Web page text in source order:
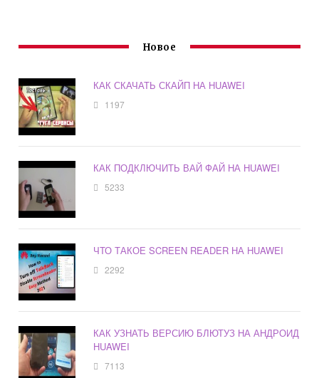
Новое
КАК СКАЧАТЬ СКАЙП НА HUAWEI
1197
КАК ПОДКЛЮЧИТЬ ВАЙ ФАЙ НА HUAWEI
5233
ЧТО ТАКОЕ SCREEN READER НА HUAWEI
2292
КАК УЗНАТЬ ВЕРСИЮ БЛЮТУЗ НА АНДРОИД
HUAWEI
7113